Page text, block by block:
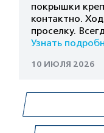
покрышки
контактно.
проселку.
Узнать
10 ИЮЛЯ 2026